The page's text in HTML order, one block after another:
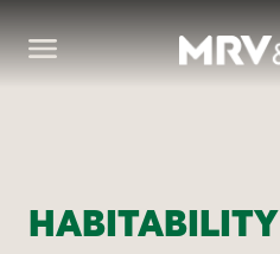
HABITABILITY